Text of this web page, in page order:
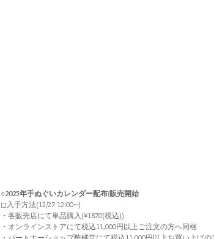
○2025年手ぬぐいカレンダー配布/販売開始
◻︎入手方法(12/27 12:00~)
・各販売店にて単品購入(¥1870(税込))
・オンラインストアにて税込11,000円以上ご注文の方へ同梱